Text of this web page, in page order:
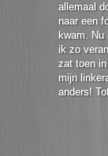
allemaal
naar een
kwam. Nu
ik zo
zat toen
mijn
anders!